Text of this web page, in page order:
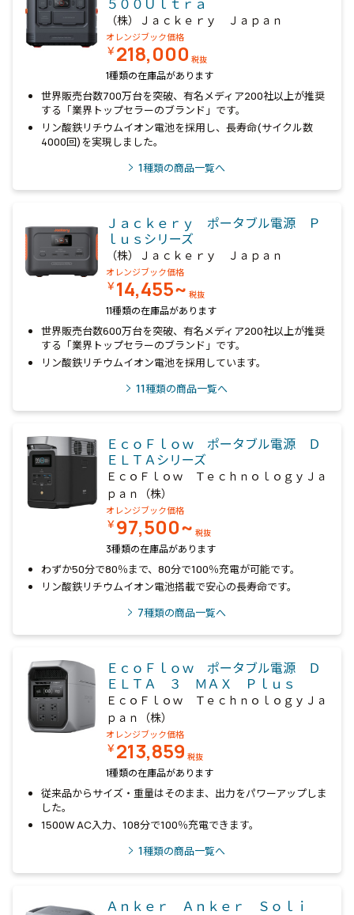
５００Ｕｌｔｒａ
（株）Ｊａｃｋｅｒｙ Ｊａｐａｎ
オレンジブック価格
￥218,000 税抜
1種類の在庫品があります
世界販売台数700万台を突破、有名メディア200社以上が推奨
する「業界トップセラーのブランド」です。
リン酸鉄リチウムイオン電池を採用し、長寿命(サイクル数
4000回)を実現しました。
1種類の商品一覧へ
Ｊａｃｋｅｒｙ ポータブル電源 Ｐ
ｌｕｓシリーズ
（株）Ｊａｃｋｅｒｙ Ｊａｐａｎ
オレンジブック価格
￥14,455~ 税抜
11種類の在庫品があります
世界販売台数600万台を突破、有名メディア200社以上が推奨
する「業界トップセラーのブランド」です。
リン酸鉄リチウムイオン電池を採用しています。
11種類の商品一覧へ
ＥｃｏＦｌｏｗ ポータブル電源 Ｄ
ＥＬＴＡシリーズ
ＥｃｏＦｌｏｗ ＴｅｃｈｎｏｌｏｇｙＪａ
ｐａｎ（株）
オレンジブック価格
￥97,500~ 税抜
3種類の在庫品があります
わずか50分で80％まで、80分で100％充電が可能です。
リン酸鉄リチウムイオン電池搭載で安心の長寿命です。
7種類の商品一覧へ
ＥｃｏＦｌｏｗ ポータブル電源 Ｄ
ＥＬＴＡ ３ ＭＡＸ Ｐｌｕｓ
ＥｃｏＦｌｏｗ ＴｅｃｈｎｏｌｏｇｙＪａ
ｐａｎ（株）
オレンジブック価格
￥213,859 税抜
1種類の在庫品があります
従来品からサイズ・重量はそのまま、出力をパワーアップしま
した。
1500W AC入力、108分で100％充電できます。
1種類の商品一覧へ
Ａｎｋｅｒ Ａｎｋｅｒ Ｓｏｌｉ